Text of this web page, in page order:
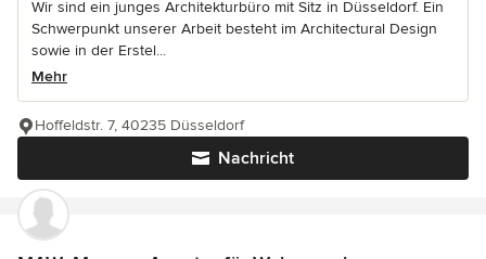
Wir sind ein junges Architekturbüro mit Sitz in Düsseldorf. Ein
Schwerpunkt unserer Arbeit besteht im Architectural Design
sowie in der Erstel...
Mehr
Nachricht
Hoffeldstr. 7, 40235 Düsseldorf